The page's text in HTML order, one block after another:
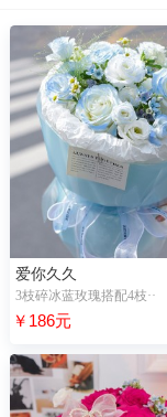
爱你久久
3枝碎冰蓝玫瑰搭配4枝··
￥186元